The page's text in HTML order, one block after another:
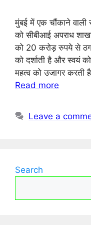
मुंबई में एक चौंकाने वाली
को सीबीआई अपराध
को 20 करोड़ रुपये से ठग
को दर्शाती है और स्वयं
महत्व को उजागर करती
Read more
Leave a
Search